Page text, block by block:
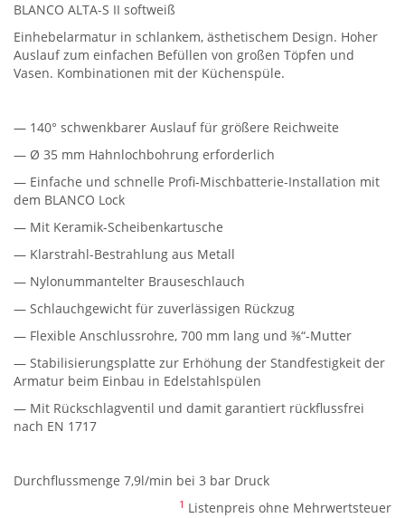
BLANCO ALTA-S II softweiß
Einhebelarmatur in schlankem, ästhetischem Design. Hoher
Auslauf zum einfachen Befüllen von großen Töpfen und
Vasen. Kombinationen mit der Küchenspüle.
— 140° schwenkbarer Auslauf für größere Reichweite
— Ø 35 mm Hahnlochbohrung erforderlich
— Einfache und schnelle Profi-Mischbatterie-Installation mit
dem BLANCO Lock
— Mit Keramik-Scheibenkartusche
— Klarstrahl-Bestrahlung aus Metall
— Nylonummantelter Brauseschlauch
— Schlauchgewicht für zuverlässigen Rückzug
— Flexible Anschlussrohre, 700 mm lang und ⅜“-Mutter
— Stabilisierungsplatte zur Erhöhung der Standfestigkeit der
Armatur beim Einbau in Edelstahlspülen
— Mit Rückschlagventil und damit garantiert rückflussfrei
nach EN 1717
Durchflussmenge 7,9l/min bei 3 bar Druck
1 Listenpreis ohne Mehrwertsteuer